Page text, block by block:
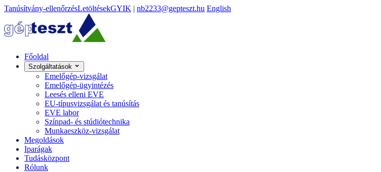
Tanúsítvány-ellenőrzésLetöltésekGYIK | nb2233@gepteszt.hu English
Főoldal
Szolgáltatások
Emelőgép-vizsgálat
Emelőgép-ügyintézés
Leesés elleni EVE
EU-típusvizsgálat és tanúsítás
EVE labor
Színpad- és stúdiótechnika
Munkaeszköz-vizsgálat
Megoldások
Iparágak
Tudásközpont
Rólunk